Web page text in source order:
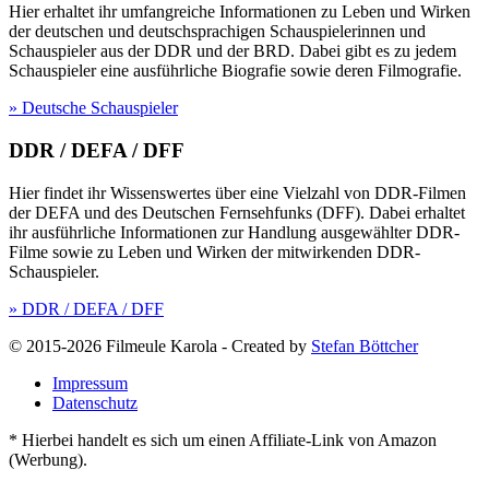
Hier erhaltet ihr umfangreiche Informationen zu Leben und Wirken
der deutschen und deutschsprachigen Schauspielerinnen und
Schauspieler aus der DDR und der BRD. Dabei gibt es zu jedem
Schauspieler eine ausführliche Biografie sowie deren Filmografie.
» Deutsche Schauspieler
DDR / DEFA / DFF
Hier findet ihr Wissenswertes über eine Vielzahl von DDR-Filmen
der DEFA und des Deutschen Fernsehfunks (DFF). Dabei erhaltet
ihr ausführliche Informationen zur Handlung ausgewählter DDR-
Filme sowie zu Leben und Wirken der mitwirkenden DDR-
Schauspieler.
» DDR / DEFA / DFF
© 2015-2026 Filmeule Karola - Created by Stefan Böttcher
Impressum
Datenschutz
* Hierbei handelt es sich um einen Affiliate-Link von Amazon
(Werbung).